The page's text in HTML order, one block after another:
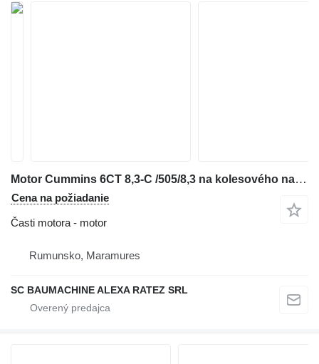
Motor Cummins 6CT 8,3-C /505/8,3 na kolesového nakladača Komatsu WA320
Cena na požiadanie
Časti motora - motor
Rumunsko, Maramures
SC BAUMACHINE ALEXA RATEZ SRL